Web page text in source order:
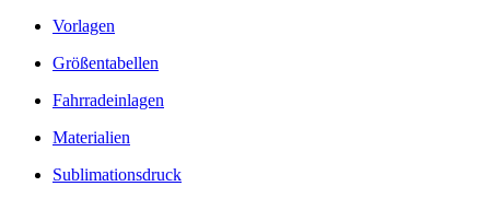
Vorlagen
Größentabellen
Fahrradeinlagen
Materialien
Sublimationsdruck